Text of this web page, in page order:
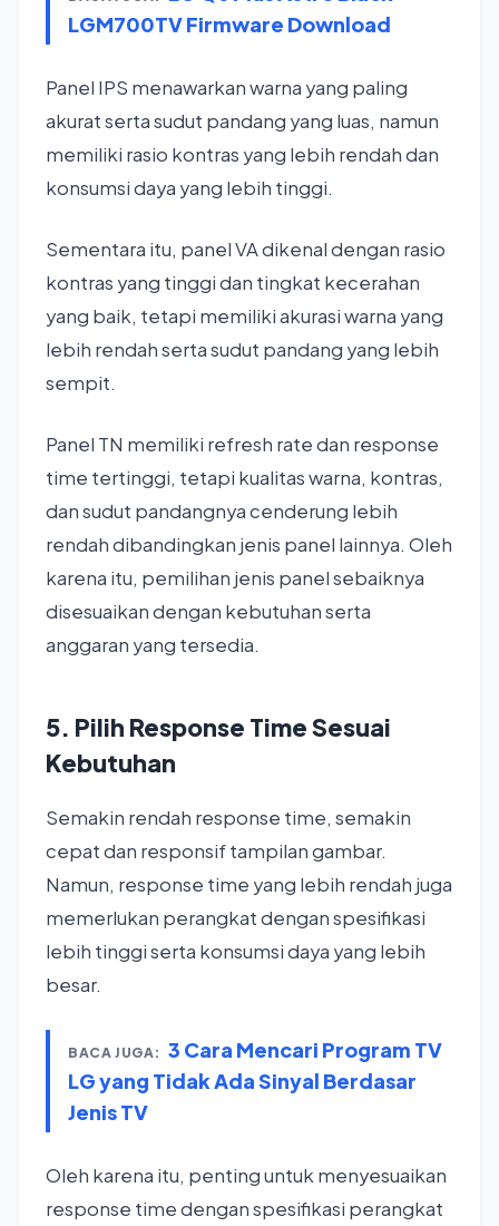
LGM700TV Firmware Download
Panel IPS menawarkan warna yang paling
akurat serta sudut pandang yang luas, namun
memiliki rasio kontras yang lebih rendah dan
konsumsi daya yang lebih tinggi.
Sementara itu, panel VA dikenal dengan rasio
kontras yang tinggi dan tingkat kecerahan
yang baik, tetapi memiliki akurasi warna yang
lebih rendah serta sudut pandang yang lebih
sempit.
Panel TN memiliki refresh rate dan response
time tertinggi, tetapi kualitas warna, kontras,
dan sudut pandangnya cenderung lebih
rendah dibandingkan jenis panel lainnya. Oleh
karena itu, pemilihan jenis panel sebaiknya
disesuaikan dengan kebutuhan serta
anggaran yang tersedia.
5. Pilih Response Time Sesuai
Kebutuhan
Semakin rendah response time, semakin
cepat dan responsif tampilan gambar.
Namun, response time yang lebih rendah juga
memerlukan perangkat dengan spesifikasi
lebih tinggi serta konsumsi daya yang lebih
besar.
BACA JUGA: 3 Cara Mencari Program TV
LG yang Tidak Ada Sinyal Berdasar
Jenis TV
Oleh karena itu, penting untuk menyesuaikan
response time dengan spesifikasi perangkat